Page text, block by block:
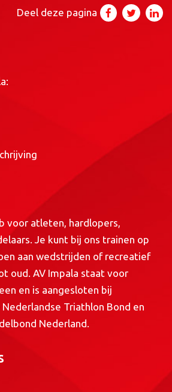
Deel deze pagina
voor atleten, hardlopers,
Je kunt bij ons trainen op
aan wedstrijden of recreatief
oud. AV Impala staat voor
en is aangesloten bij
Nederlandse Triathlon Bond en
Nederland.